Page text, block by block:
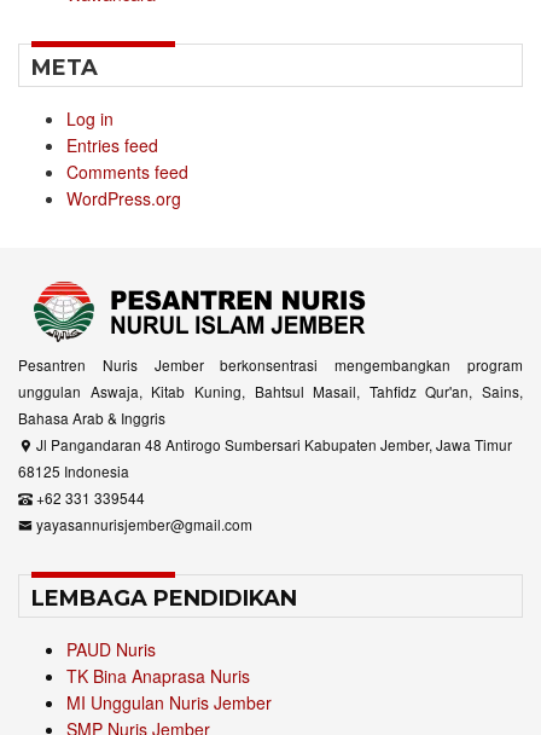
META
Log in
Entries feed
Comments feed
WordPress.org
Pesantren Nuris Jember berkonsentrasi mengembangkan program
unggulan Aswaja, Kitab Kuning, Bahtsul Masail, Tahfidz Qur'an, Sains,
Bahasa Arab & Inggris
Jl Pangandaran 48 Antirogo Sumbersari Kabupaten Jember, Jawa Timur
68125 Indonesia
+62 331 339544
yayasannurisjember@gmail.com
LEMBAGA PENDIDIKAN
PAUD Nuris
TK Bina Anaprasa Nuris
MI Unggulan Nuris Jember
SMP Nuris Jember